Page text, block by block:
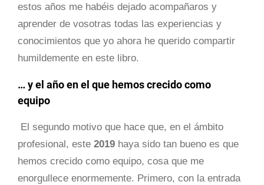
estos años me habéis dejado acompañaros y
aprender de vosotras todas las experiencias y
conocimientos que yo ahora he querido compartir
humildemente en este libro.
… y el año en el que hemos crecido como
equipo
El segundo motivo que hace que, en el ámbito
profesional, este 2019 haya sido tan bueno es que
hemos crecido como equipo, cosa que me
enorgullece enormemente. Primero, con la entrada